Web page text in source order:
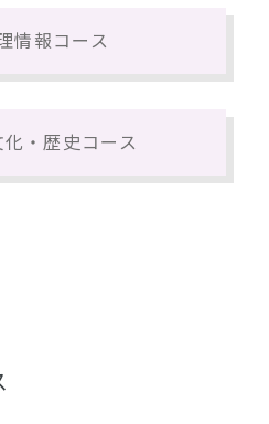
情報コース
・歴史コース